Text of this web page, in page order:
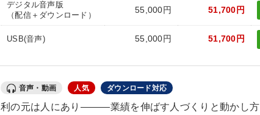
デジタル音声版
（配信＋ダウンロード）
55,000円 51,700円
USB(音声) 55,000円 51,700円
音声・動画 人気 ダウンロード対応
利の元は人にあり―――業績を伸ばす人づくりと動かし方